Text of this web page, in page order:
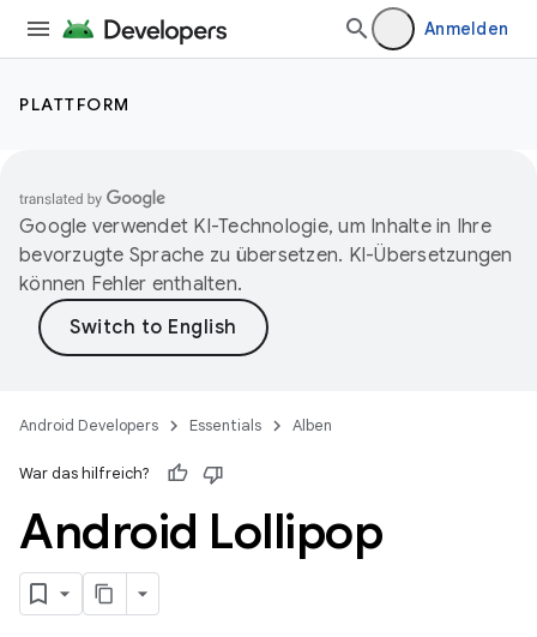
Anmelden
PLATTFORM
Google verwendet KI-Technologie, um Inhalte in Ihre
bevorzugte Sprache zu übersetzen. KI-Übersetzungen
können Fehler enthalten.
Android Developers Essentials Alben
War das hilfreich?
Android Lollipop